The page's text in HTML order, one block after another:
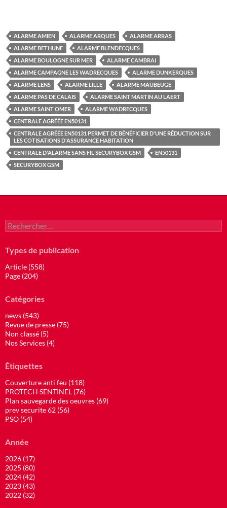
ALARME AMIEN ALARME ARQUES
ALARME ARRAS
ALARME BETHUNE
ALARME BLENDECQUES
ALARME BOULOGNE SUR MER
ALARME CAMBRAI
ALARME CAMPAGNE LES WADRECQUES
ALARME DUNKERQUES
ALARME LENS
ALARME LILLE
ALARME MAUBEUGE
ALARME PAS DE CALAIS
ALARME SAINT MARTIN AU LAERT
ALARME SAINT OMER
ALARME WADRECQUES
CENTRALE AGRÉÉE EN50131
CENTRALE AGRÉÉE EN50131 PERMET DE BÉNÉFICIER D'UNE RÉDUCTION SUR
LES COTISATIONS D'ASSURANCE HABITATION
CENTRALE D'ALARME SANS FIL SECURYBOX GSM
EN50131
SECURYBOX GSM
Rechercher :
Types de publication
Article (558)
Page (204)
Catégories
news (543)
Revue de presse (75)
Non classé (5)
Nos Services (4)
Étiquettes
Couverture anti feu (118)
PROTECH SENTINEL (76)
Plan sauvegarde des oeuvres (69)
prev securite 62 (56)
PSO (54)
Année
2026 (17)
2025 (80)
2024 (42)
2023 (43)
2022 (32)